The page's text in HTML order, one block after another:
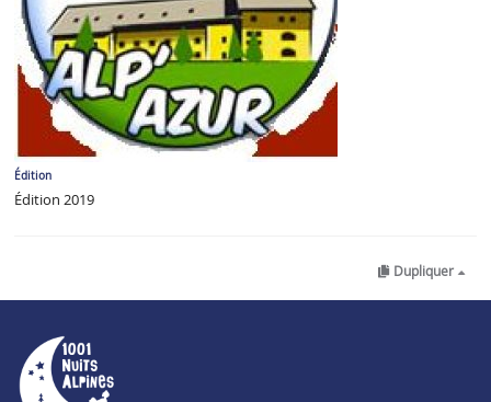
Édition
Édition 2019
Dupliquer